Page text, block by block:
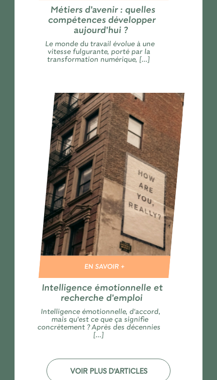
Métiers d’avenir : quelles
compétences développer
aujourd’hui ?
Le monde du travail évolue à une
vitesse fulgurante, porté par la
transformation numérique, [...]
EN SAVOIR +
Intelligence émotionnelle et
recherche d’emploi
Intelligence émotionnelle, d'accord,
mais qu'est ce que ça signifie
concrètement ? Après des décennies
[...]
VOIR PLUS D'ARTICLES